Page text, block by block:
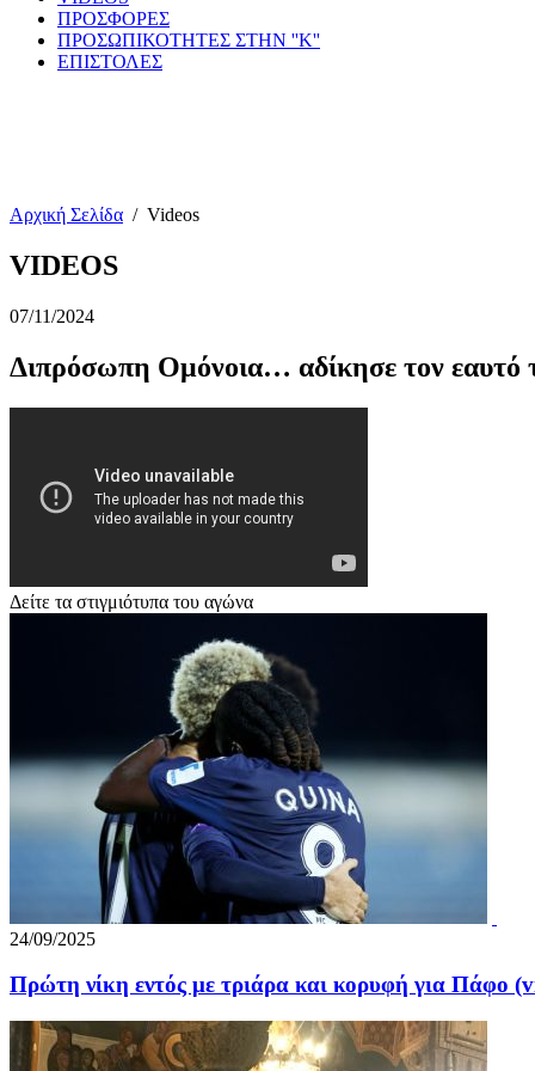
ΠΡΟΣΦΟΡΕΣ
ΠΡΟΣΩΠΙΚΟΤΗΤΕΣ ΣΤΗΝ ''Κ''
ΕΠΙΣΤΟΛΕΣ
Αρχική Σελίδα / Videos
VIDEOS
07/11/2024
Διπρόσωπη Ομόνοια… αδίκησε τον εαυτό
Δείτε τα στιγμιότυπα του αγώνα
24/09/2025
Πρώτη νίκη εντός με τριάρα και κορυφή για Πάφο